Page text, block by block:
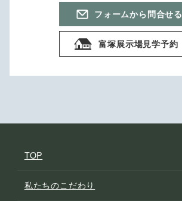
フォームから問合せる
富塚展示場見学予約
TOP
私たちのこだわり